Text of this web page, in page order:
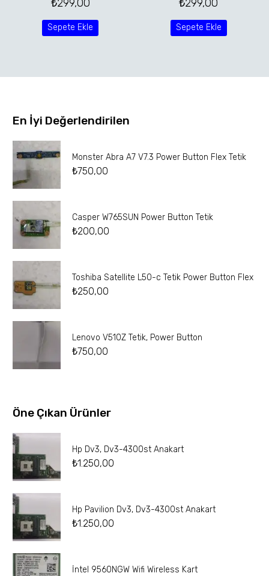
₺299,00
Sepete Ekle
₺299,00
Sepete Ekle
En İyi Değerlendirilen
Monster Abra A7 V7.3 Power Button Flex Tetik
₺750,00
Casper W765SUN Power Button Tetik
₺200,00
Toshiba Satellite L50-c Tetik Power Button Flex
₺250,00
Lenovo V510Z Tetik, Power Button
₺750,00
Öne Çıkan Ürünler
Hp Dv3, Dv3-4300st Anakart
₺1.250,00
Hp Pavilion Dv3, Dv3-4300st Anakart
₺1.250,00
İntel 9560NGW Wifi Wireless Kart